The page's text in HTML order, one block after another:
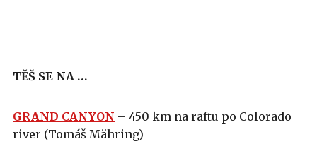
TĚŠ SE NA …
GRAND CANYON – 450 km na raftu po Colorado
river (Tomáš Mähring)